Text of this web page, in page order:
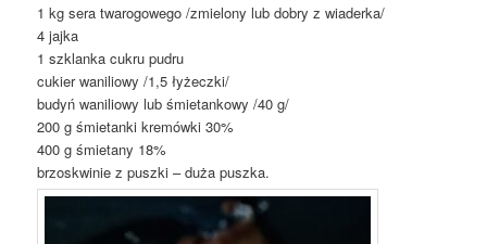
1 kg sera twarogowego /zmielony lub dobry z wiaderka/
4 jajka
1 szklanka cukru pudru
cukier waniliowy /1,5 łyżeczki/
budyń waniliowy lub śmietankowy /40 g/
200 g śmietanki kremówki 30%
400 g śmietany 18%
brzoskwinie z puszki – duża puszka.